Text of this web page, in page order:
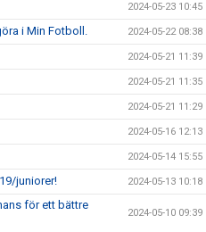
2024-05-23 10:45
i Min Fotboll. 2024-05-22 08:38
2024-05-21 11:39
2024-05-21 11:35
2024-05-21 11:29
2024-05-16 12:13
2024-05-14 15:55
juniorer! 2024-05-13 10:18
för ett bättre
2024-05-10 09:39